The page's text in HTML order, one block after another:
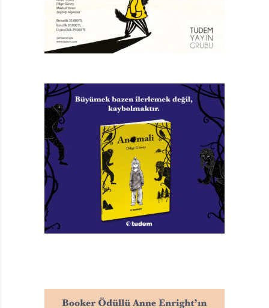
karışıyor. O ayran içmekten bıkmış bir aslan mı, çiğ
tavşandan tiksinen bir insan mı? Artık ikisi de olmadığını
anlayınca tek başına vadiye doğru yürüyüp gözden
girmeyeceğim. Sözcüklerin tınısından mest olan
Lafcadio’nun mizahla harmanlanan sarkazmına da.
Orijinal metnin dil ve ses oyunlarından beslenen ancak
çeviriye pek az yansıyan edebi değerinden de
bahsetmeyeceğim.
Çünkü metinde öyle hatalar var ki bu saydıklarımı
zayıflatmaktan öte bozuyor. Kitapta sayfa sayıları
belirtilmediğinden, karışıklıkları örnekleyen alıntıları
numaralandıracağım.
Bir: “ĞĞAUVVV!” / Küçük aslan karşılık vermiş: / “Birkaç
“Ah kesinlikle,” dedi terzinin yamağı. “Ah, pekkesinlikle,”